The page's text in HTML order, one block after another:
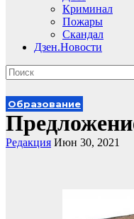
Криминал
Пожары
Скандал
Дзен.Новости
Образование
Редакция Июн 30, 2021